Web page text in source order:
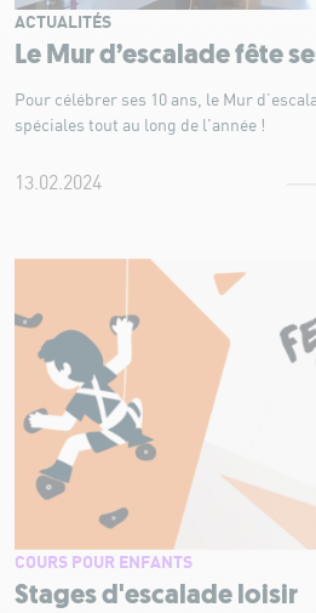
Le Mur d’escalade fête
ACTUALITÉS
Pour célébrer ses 10 ans, le Mur
spéciales tout au long de l'année !
13.02.2024
Stages d'escalade loisir
COURS POUR ENFANTS